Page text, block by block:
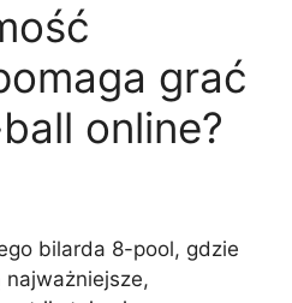
grać
online?
bilarda 8-pool, gdzie